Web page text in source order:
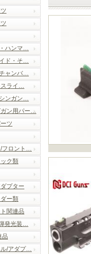
ハンマ…
ド・そ…
ャンバ…
スライ…
ンガン…
ガン用パー…
ツ
/フロント…
ク類
プター
ー類
関連品
発光装…
品
ル/アダプ…